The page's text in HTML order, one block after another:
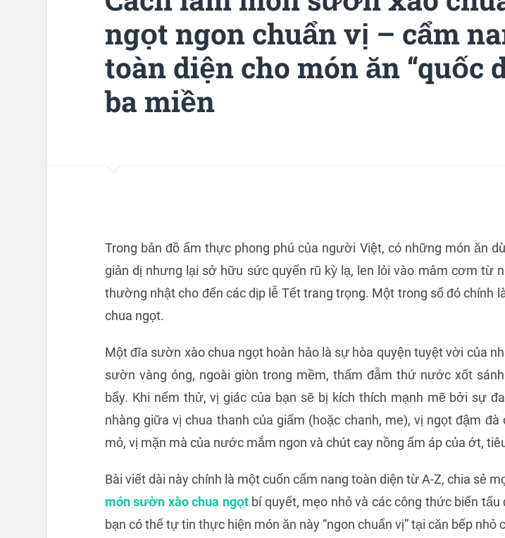
ngọt ngon chuẩn vị – cẩm
toàn diện cho món ăn “quốc
ba miền
Trong bản đồ ẩm thực phong phú của người Việt, có những món ăn
giản dị nhưng lại sở hữu sức quyến rũ kỳ lạ, len lỏi vào mâm cơm từ
thường nhật cho đến các dịp lễ Tết trang trọng. Một trong số đó chính
chua ngọt.
Một đĩa sườn xào chua ngọt hoàn hảo là sự hòa quyện tuyệt vời của
sườn vàng óng, ngoài giòn trong mềm, thấm đẫm thứ nước xốt
bẩy. Khi nếm thử, vị giác của bạn sẽ bị kích thích mạnh mẽ bởi sự
nhàng giữa vị chua thanh của giấm (hoặc chanh, me), vị ngọt đậm đà
mỏ, vị mặn mà của nước mắm ngon và chút cay nồng ấm áp của ớt,
Bài viết dài này chính là một cuốn cẩm nang toàn diện từ A-Z, chia sẻ
món sườn xào chua ngọtbí quyết, mẹo nhỏ và các công thức biến tấu
bạn có thể tự tin thực hiện món ăn này “ngon chuẩn vị” tại căn bếp nhỏ